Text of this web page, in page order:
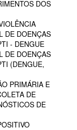
DOS
DE DOENÇAS
- DENGUE
DE DOENÇAS
(DENGUE,
PRIMÁRIA E
DE
DE